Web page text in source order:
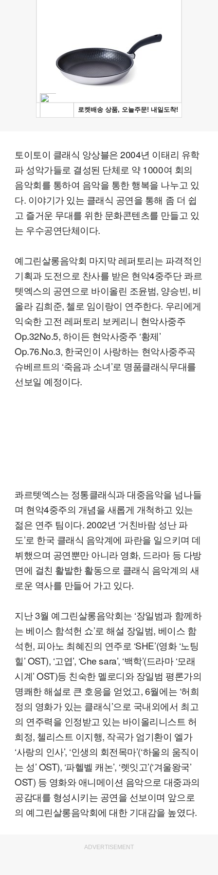
토이토이 클래식 앙상블은 2004년 이태리 유학
파 성악가들로 결성된 단체로 약 1000여 회의
음악회를 통하여 음악을 통한 행복을 나누고 있
다. 이야기가 있는 클래식 공연을 통해 좀 더 쉽
고 즐거운 무대를 위한 문화콘텐츠를 만들고 있
는 우수공연단체이다.
예그린살롱음악회 마지막 레퍼토리는 파격적인
기획과 도전으로 찬사를 받은 현악4중주단 콰르
텟엑스의 공연으로 바이올린 조윤범, 양승빈, 비
올라 김희준, 첼로 임이랑이 연주한다. 우리에게
익숙한 고전 레퍼토리 보케리니 현악사중주
Op.32No.5, 하이든 현악사중주 ‘황제’
Op.76.No.3, 한국인이 사랑하는 현악사중주곡
슈베르트의 ‘죽음과 소녀’로 명품클래식무대를
선보일 예정이다.
콰르텟엑스는 정통클래식과 대중음악을 넘나들
며 현악4중주의 개념을 새롭게 개척하고 있는
젊은 연주 팀이다. 2002년 ‘거친바람 성난 파
도’로 한국 클래식 음악계에 파란을 일으키며 데
뷔했으며 공연뿐만 아니라 영화, 드라마 등 다방
면에 걸친 활발한 활동으로 클래식 음악계의 새
로운 역사를 만들어 가고 있다.
지난 3월 예그린살롱음악회는 ‘장일범과 함께하
는 베이스 함석헌 쇼’로 해설 장일범, 베이스 함
석헌, 피아노 최혜진의 연주로 ‘SHE’(영화 ‘노팅
힐’ OST), ‘고엽’, ‘Che sara’, ‘백학’(드라마 ‘모래
시계’ OST)등 친숙한 멜로디와 장일범 평론가의
명쾌한 해설로 큰 호응을 얻었고, 6월에는 ‘허희
정의 영화가 있는 클래식’으로 국내외에서 최고
의 연주력을 인정받고 있는 바이올리니스트 허
희정, 첼리스트 이지행, 작곡가 엄기환이 엘가
‘사랑의 인사’, ‘인생의 회전목마’(‘하울의 움직이
는 성’ OST), ‘파헬벨 캐논’, ‘렛잇고’(‘겨울왕국’
OST) 등 영화와 애니메이션 음악으로 대중과의
공감대를 형성시키는 공연을 선보이며 앞으로
의 예그린살롱음악회에 대한 기대감을 높였다.
ADVERTISEMENT